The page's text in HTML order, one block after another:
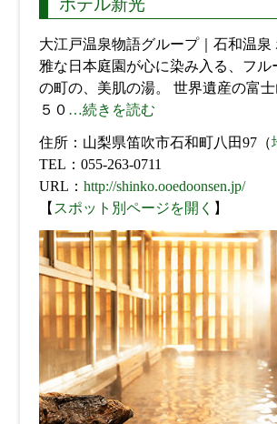
ホテル新光
大江戸温泉物語グループ｜石和温泉
雅な日本庭園が心に染み入る、フル
の町の、美肌の湯。 世界遺産の富
５０ …続きを読む
住所：山梨県笛吹市石和町八田97（
TEL：055-263-0711
URL： http://shinko.ooedoonsen.jp/
【 スポット別ページを開く 】